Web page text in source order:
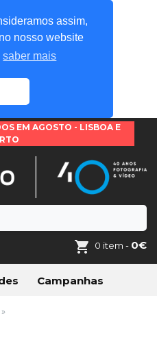
assim,
nosso website
saber mais
EM AGOSTO - LISBOA E
0 item - 0€
Campanhas